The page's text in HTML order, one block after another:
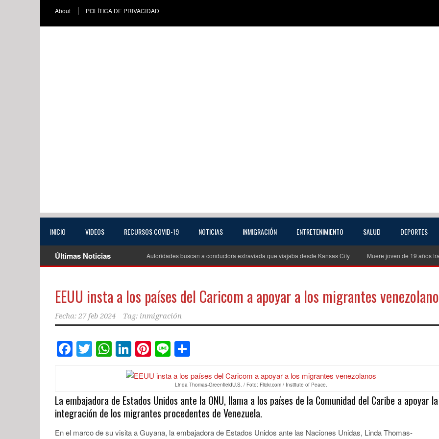
About POLÍTICA DE PRIVACIDAD
INICIO VIDEOS RECURSOS COVID-19 NOTICIAS INMIGRACIÓN ENTRETENIMIENTO SALUD DEPORTES
Últimas Noticias Autoridades buscan a conductora extraviada que viajaba desde Kansas City Muere joven de 19 años
EEUU insta a los países del Caricom a apoyar a los migrantes
Fecha: 27 feb 2024 Tag: inmigración
Facebook
Twitter
WhatsApp
LinkedIn
Pinterest
Line
Linda Thomas-GreenfieldU.S. / Foto: Flickr.com / Institute of Peace.
La embajadora de Estados Unidos ante la ONU, llama a los países de la Comunidad del Caribe a apoyar la
integración de los migrantes procedentes de Venezuela.
En el marco de su visita a Guyana, la embajadora de Estados Unidos ante las Naciones Unidas, Linda Thomas-